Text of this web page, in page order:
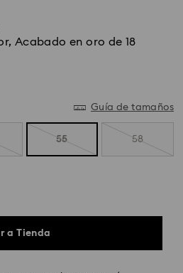
Acabado en oro de 18
Guía de tamaños
55 58
Ir a Tienda